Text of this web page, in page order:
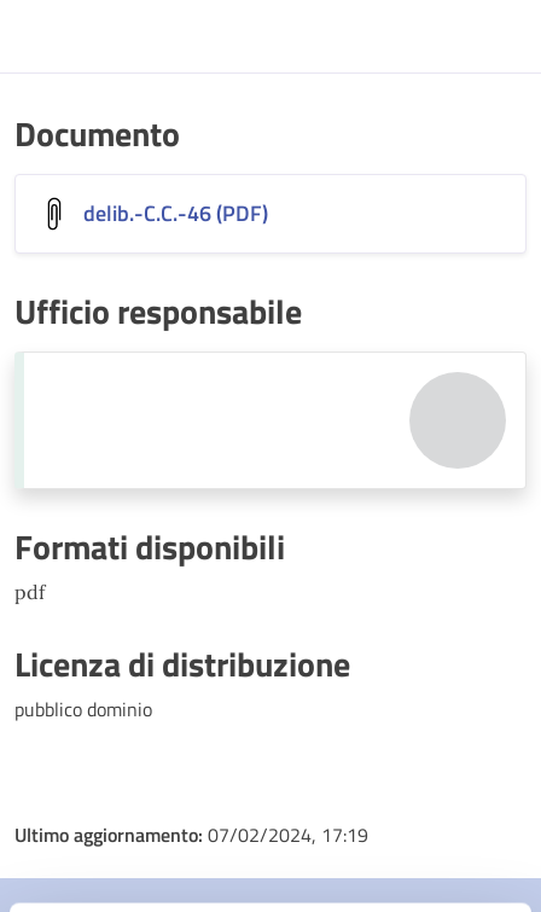
Documento
delib.-C.C.-46 (PDF)
Ufficio responsabile
Formati disponibili
pdf
Licenza di distribuzione
pubblico dominio
Ultimo aggiornamento: 07/02/2024, 17:19